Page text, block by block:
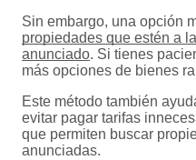
Sin embargo, una opción
propiedades que estén a
anunciado. Si tienes
más opciones de bienes
Este método también
evitar pagar tarifas
que permiten buscar
anunciadas.